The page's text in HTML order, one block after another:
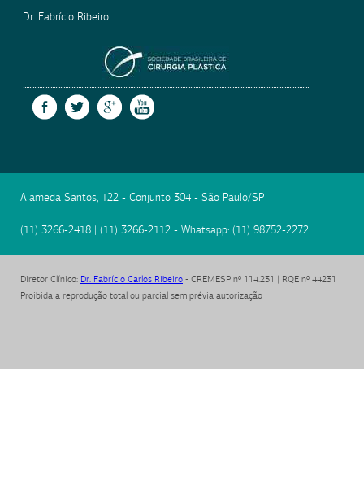
Dr. Fabrício Ribeiro
FACEBOOKTWITTERGOOGLE +
Alameda Santos, 122 - Conjunto 304 - São Paulo/SP
(11) 3266-2418 | (11) 3266-2112 - Whatsapp: (11) 98752-2272
Diretor Clínico: Dr. Fabrício Carlos Ribeiro - CREMESP nº 114.231 | RQE nº 44231
Proibida a reprodução total ou parcial sem prévia autorização